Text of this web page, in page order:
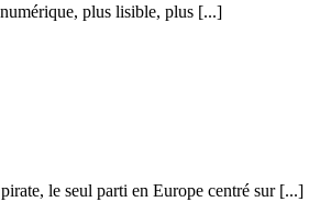
plus lisible, plus [...]
le seul parti en Europe centré sur [...]